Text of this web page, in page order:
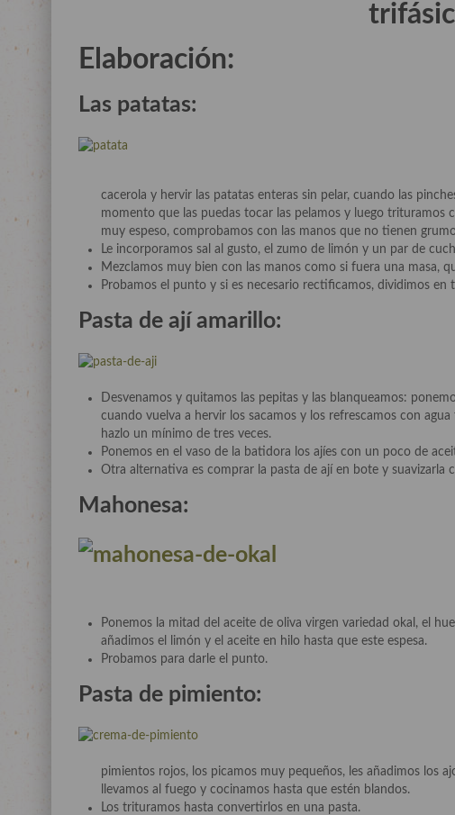
Elaboración:
Las patatas:
cacerola y hervir las patatas enteras sin pelar, cuando las
momento que las puedas tocar las pelamos y luego trituramos
muy espeso, comprobamos con las manos que no tienen
Le incorporamos sal al gusto, el zumo de limón y un par de
Mezclamos muy bien con las manos como si fuera una masa,
Probamos el punto y si es necesario rectificamos, dividimos en
Pasta de ají amarillo:
Desvenamos y quitamos las pepitas y las blanqueamos:
cuando vuelva a hervir los sacamos y los refrescamos con
hazlo un mínimo de tres veces.
Ponemos en el vaso de la batidora los ajíes con un poco de
Otra alternativa es comprar la pasta de ají en bote y suavizarla
Mahonesa:
Ponemos la mitad del aceite de oliva virgen variedad okal, el
añadimos el limón y el aceite en hilo hasta que este espesa.
Probamos para darle el punto.
Pasta de pimiento:
pimientos rojos, los picamos muy pequeños, les añadimos los
llevamos al fuego y cocinamos hasta que estén blandos.
Los trituramos hasta convertirlos en una pasta.